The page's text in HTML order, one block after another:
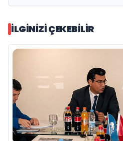
İLGINIZI ÇEKEBILIR